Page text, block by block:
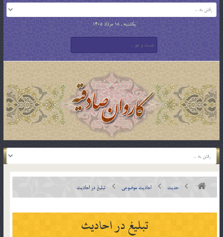
یکشنبه , 18 مرداد 1405
حدیث احادیث موضوعی تبلیغ در احادیث
تبلیغ در احادیث